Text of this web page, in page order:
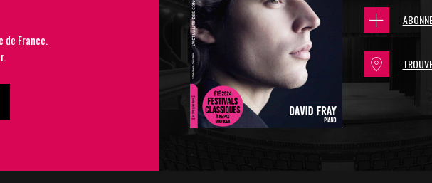
de France.